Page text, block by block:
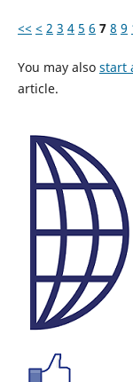
<< < 2 3 4 5 6 7 8 9
You may also start
article.